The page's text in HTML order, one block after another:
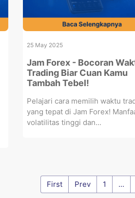
25 May 2025
Jam Forex - Bocoran
Trading Biar Cuan Kamu
Tambah Tebel!
Pelajari cara memilih waktu
yang tepat di Jam Forex!
volatilitas tinggi dan...
First Prev 1 ...